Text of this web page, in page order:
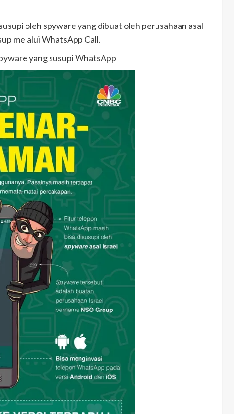
oleh spyware yang dibuat oleh perusahaan asal
melalui WhatsApp Call.
yang susupi WhatsApp